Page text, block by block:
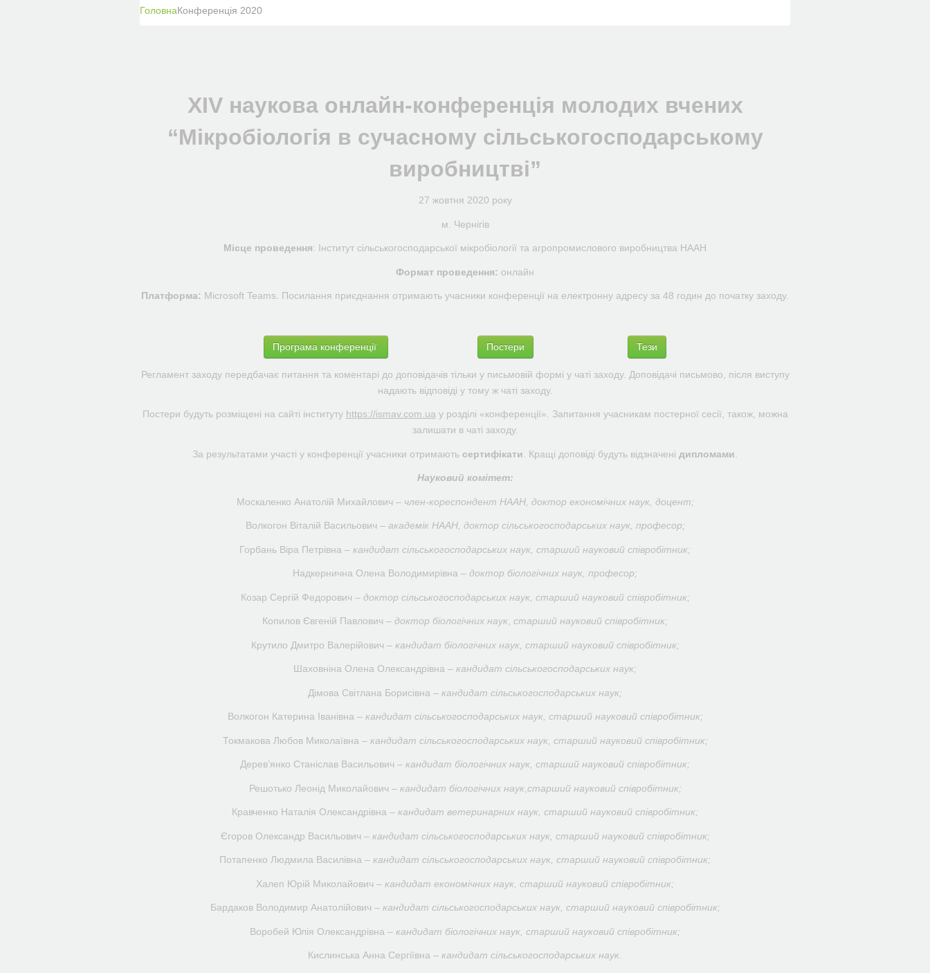
ГоловнаКонференція 2020
XIV наукова онлайн-конференція молодих вчених
“Мікробіологія в сучасному сільськогосподарському
виробництві”
27 жовтня 2020 року
м. Чернігів
Місце проведення: Інститут сільськогосподарської мікробіології та агропромислового виробництва НААН
Формат проведення: онлайн
Платформа: Microsoft Teams. Посилання приєднання отримають учасники конференції на електронну адресу за 48 годин до початку заходу.
Програма конференції Постери Тези
Регламент заходу передбачає питання та коментарі до доповідачів тільки у письмовій формі у чаті заходу. Доповідачі письмово, після виступу
надають відповіді у тому ж чаті заходу.
Постери будуть розміщені на сайті інституту https://ismav.com.ua у розділі «конференції». Запитання учасникам постерної сесії, також, можна
залишати в чаті заходу.
За результатами участі у конференції учасники отримають сертифікати . Кращі доповіді будуть відзначені дипломами
Науковий комітет:
Москаленко Анатолій Михайлович – член-кореспондент НААН, доктор економічних наук, доцент;
Волкогон Віталій Васильович – академік НААН, доктор сільськогосподарських наук, професор;
Горбань Віра Петрівна – кандидат сільськогосподарських наук, старший науковий співробітник;
Надкернична Олена Володимирівна – доктор біологічних наук, професор;
Козар Сергій Федорович –доктор сільськогосподарських наук, старший науковий співробітник;
Копилов Євгеній Павлович – доктор біологічних наук старший науковий співробітник;
Крутило Дмитро Валерійович –кандидат біологічних наук, старший науковий співробітник;
Шаховніна Олена Олександрівна – кандидат сільськогосподарських наук;
Дімова Світлана Борисівна – кандидат сільськогосподарських наук;
Волкогон Катерина Іванівна – кандидат сільськогосподарських наук, старший науковий співробітник;
Токмакова Любов Миколаївна – кандидат сільськогосподарських наук, старший науковий співробітник;
Дерев’янко Станіслав Васильович – кандидат біологічних наук, старший науковий співробітник;
Решотько Леонід Миколайович – кандидат біологічних наук, старший науковий співробітник;
Кравченко Наталія Олександрівна – кандидат ветеринарних наук, старший науковий співробітник;
Єгоров Олександр Васильович – кандидат сільськогосподарських наук, старший науковий співробітник;
Потапенко Людмила Василівна – кандидат сільськогосподарських наук, старший науковий співробітник;
Халеп Юрій Миколайович – кандидат економічних наук, старший науковий співробітник;
Бардаков Володимир Анатолійович – кандидат сільськогосподарських наук, старший науковий співробітник;
Воробей Юлія Олександрівна – кандидат біологічних наук, старший науковий співробітник;
Кислинська Анна Сергіївна – кандидат сільськогосподарських наук.